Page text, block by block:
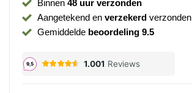
Binnen 48 uur verzonden
Aangetekend en verzekerdverzonden
Gemiddelde beoordeling 9.5